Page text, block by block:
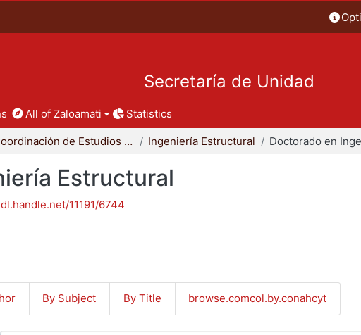
Secretaría de Unidad
All of Zaloamati Statistics
Coordinación de Estudios de Posgrado - CBI Ingeniería Estructural
Estructural
11191/6744
By Subject By Title browse.comcol.by.conahcyt